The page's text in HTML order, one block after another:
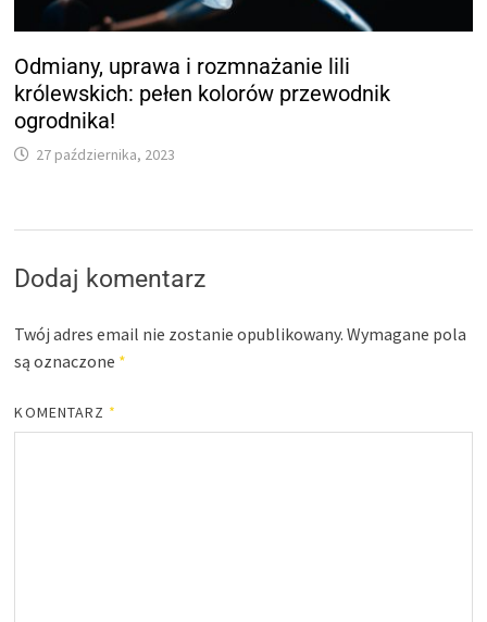
Odmiany, uprawa i rozmnażanie lili
królewskich: pełen kolorów przewodnik
ogrodnika!
27 października, 2023
Dodaj komentarz
Twój adres email nie zostanie opublikowany. Wymagane pola
są oznaczone *
KOMENTARZ *